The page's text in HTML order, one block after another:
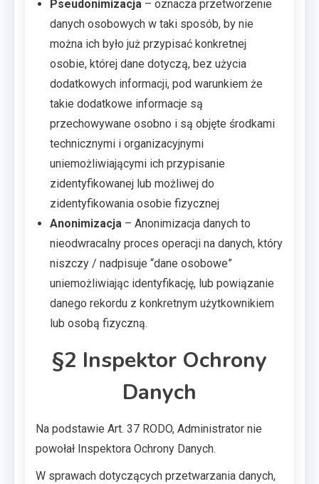
Pseudonimizacja – oznacza przetworzenie
danych osobowych w taki sposób, by nie
można ich było już przypisać konkretnej
osobie, której dane dotyczą, bez użycia
dodatkowych informacji, pod warunkiem że
takie dodatkowe informacje są
przechowywane osobno i są objęte środkami
technicznymi i organizacyjnymi
uniemożliwiającymi ich przypisanie
zidentyfikowanej lub możliwej do
zidentyfikowania osobie fizycznej
Anonimizacja – Anonimizacja danych to
nieodwracalny proces operacji na danych, który
niszczy / nadpisuje “dane osobowe”
uniemożliwiając identyfikację, lub powiązanie
danego rekordu z konkretnym użytkownikiem
lub osobą fizyczną.
§2 Inspektor Ochrony
Danych
Na podstawie Art. 37 RODO, Administrator nie
powołał Inspektora Ochrony Danych.
W sprawach dotyczących przetwarzania danych,